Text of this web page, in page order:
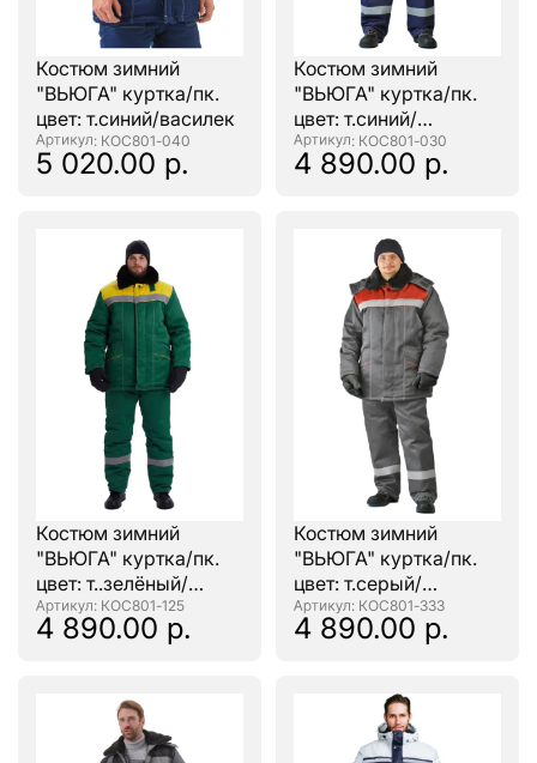
Костюм зимний
"ВЬЮГА" куртка/пк.
цвет: т.синий/василек
: КОС801-040
5 020.00 р.
Костюм зимний
"ВЬЮГА" куртка/пк.
цвет: т.синий/
оранжевый: КОС801-030
4 890.00 р.
Костюм зимний
"ВЬЮГА" куртка/пк.
цвет: т..зелёный/
жёлтый: КОС801-125
4 890.00 р.
Костюм зимний
"ВЬЮГА" куртка/пк.
цвет: т.серый/
красный: КОС801-333
4 890.00 р.